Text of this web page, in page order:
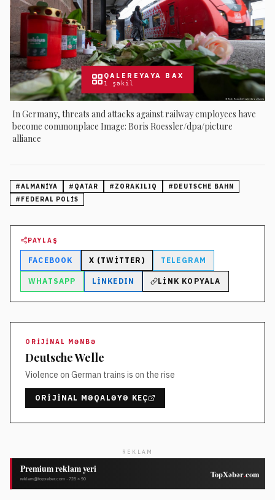
QALEREYAYA BAX
1 şəkil
In Germany, threats and attacks against railway employees have
become commonplace Image: Boris Roessler/dpa/picture
alliance
#ALMANIYA # QATAR # ZORAKILIQ # DEUTSCHE BAHN
# FEDERAL POLIS
PAYLAŞ
FACEBOOK X (TWITTER) TELEGRAM
WHATSAPP LINKEDIN LINK KOPYALA
ORIJINAL MƏNBƏ
Deutsche Welle
Violence on German trains is on the rise
ORIJINAL MƏQALƏYƏ KEÇ
REKLAM